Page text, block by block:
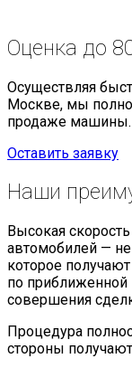
Оценка до
Осуществляя
Москве, мы
продаже машины.
Оставить заявку
Наши
Высокая
автомобилей —
которое
по приближенной
совершения
Процедура
стороны